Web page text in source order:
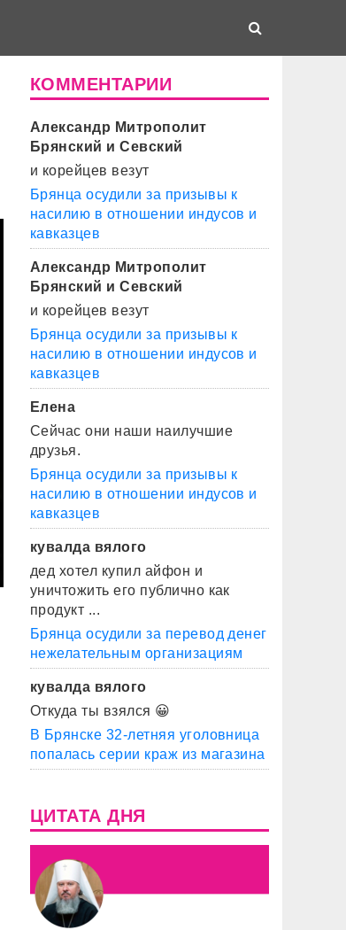
КОММЕНТАРИИ
Александр Митрополит
Брянский и Севский
и корейцев везут
Брянца осудили за призывы к
насилию в отношении индусов и
кавказцев
Александр Митрополит
Брянский и Севский
и корейцев везут
Брянца осудили за призывы к
насилию в отношении индусов и
кавказцев
Елена
Сейчас они наши наилучшие
друзья.
Брянца осудили за призывы к
насилию в отношении индусов и
кавказцев
кувалда вялого
дед хотел купил айфон и
уничтожить его публично как
продукт ...
Брянца осудили за перевод денег
нежелательным организациям
кувалда вялого
Откуда ты взялся 😀
В Брянске 32-летняя уголовница
попалась серии краж из магазина
ЦИТАТА ДНЯ